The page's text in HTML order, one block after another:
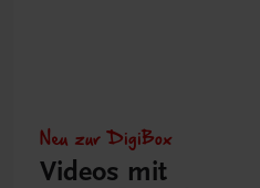
Neu zur DigiBox
Videos mit